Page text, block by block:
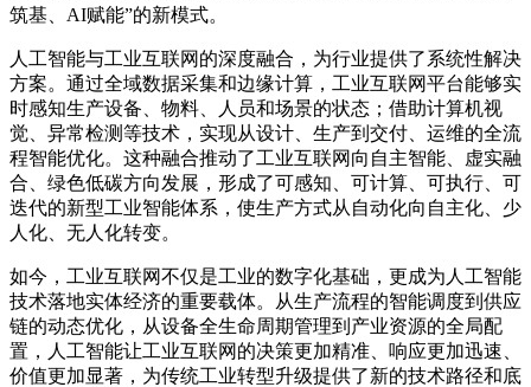
筑基、AI赋能”的新模式。
人工智能与工业互联网的深度融合，为行业提供了系统性解决
方案。通过全域数据采集和边缘计算，工业互联网平台能够实
时感知生产设备、物料、人员和场景的状态；借助计算机视
觉、异常检测等技术，实现从设计、生产到交付、运维的全流
程智能优化。这种融合推动了工业互联网向自主智能、虚实融
合、绿色低碳方向发展，形成了可感知、可计算、可执行、可
迭代的新型工业智能体系，使生产方式从自动化向自主化、少
人化、无人化转变。
如今，工业互联网不仅是工业的数字化基础，更成为人工智能
技术落地实体经济的重要载体。从生产流程的智能调度到供应
链的动态优化，从设备全生命周期管理到产业资源的全局配
置，人工智能让工业互联网的决策更加精准、响应更加迅速、
价值更加显著，为传统工业转型升级提供了新的技术路径和底